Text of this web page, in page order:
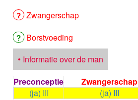
ALGINEZUUR
ALIROCUMAB
ALITRETINOINE
ALIZAPRIDE
ALLOPURINOL
ALMOTRIPTAN
ALOGLIPTINE benzoaat
Zwangerschap
Borstvoeding
• Informatie over de man
Preconceptie
Zwangerschap
(ja) III
(ja) III